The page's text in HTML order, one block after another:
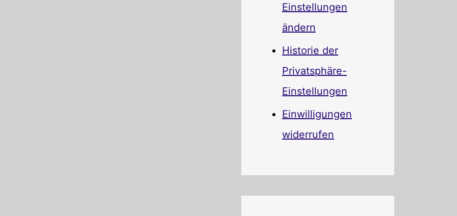
Einstellungen
ändern
Historie der
Privatsphäre-
Einstellungen
Einwilligungen
widerrufen